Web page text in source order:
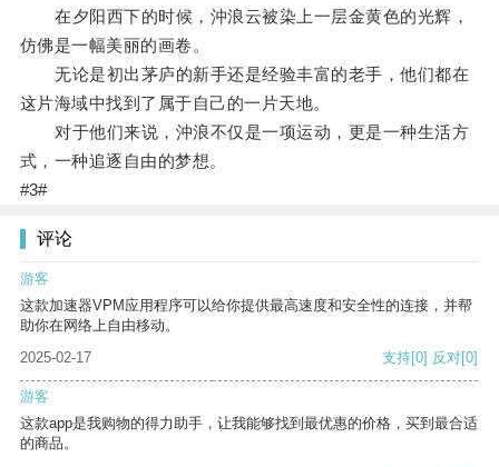
在夕阳西下的时候，沖浪云被染上一层金黄色的光辉，
仿佛是一幅美丽的画卷。
无论是初出茅庐的新手还是经验丰富的老手，他们都在
这片海域中找到了属于自己的一片天地。
对于他们来说，沖浪不仅是一项运动，更是一种生活方
式，一种追逐自由的梦想。
#3#
评论
游客
这款加速器VPM应用程序可以给你提供最高速度和安全性的连接，并帮
助你在网络上自由移动。
2025-02-17
支持[0] 反对[0]
游客
这款app是我购物的得力助手，让我能够找到最优惠的价格，买到最合适
的商品。